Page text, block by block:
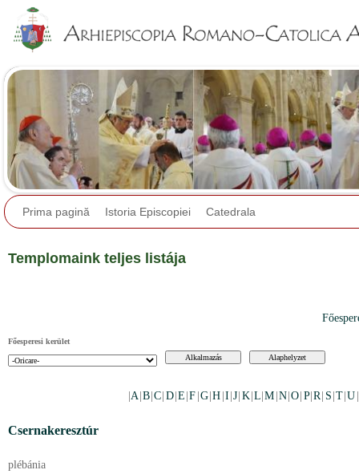
Prima pagină Istoria Episcopiei Catedrala
Templomaink teljes listája
Főesperesi kerület
|A B |C D |E |F G |H I |J K L |M N |O P|R S T |U
Csernakeresztúr
plébánia